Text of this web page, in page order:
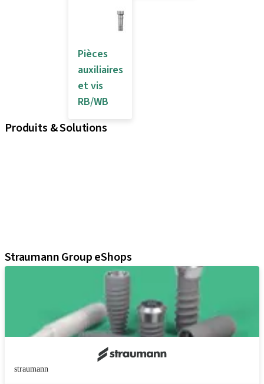
Pièces
auxiliaires
et vis
RB/WB
Produits & Solutions
Straumann Group eShops
straumann